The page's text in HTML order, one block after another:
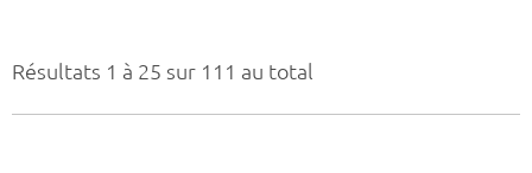
Résultats 1 à 25 sur 111 au total